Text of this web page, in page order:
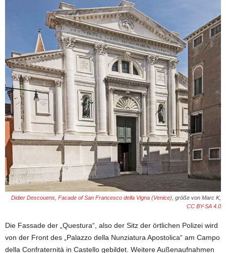
Didier Descouens Facade of San Francesco della Vigna (Venice) , größe von Marc K,
CC BY-SA 4.0
Die Fassade der „Questura“, also der Sitz der örtlichen Polizei wird
von der Front des „Palazzo della Nunziatura Apostolica“ am Campo
della Confraternità in Castello gebildet. Weitere Außenaufnahmen